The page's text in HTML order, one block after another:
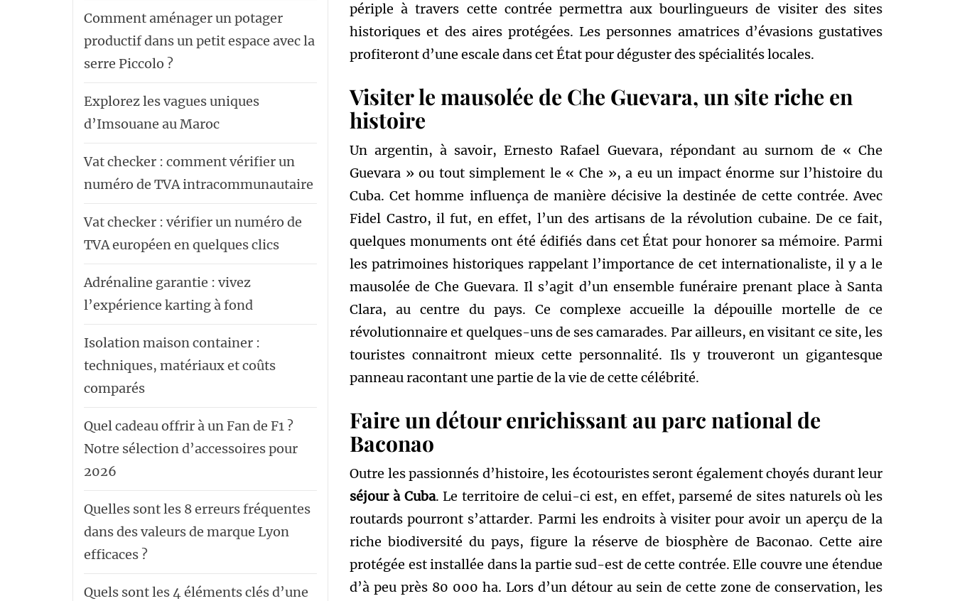
périple à travers cette contrée permettra aux bourlingueurs de visiter des sites
historiques et des aires protégées. Les personnes amatrices d’évasions gustatives
profiteront d’une escale dans cet État pour déguster des spécialités locales.
Visiter le mausolée de Che Guevara, un site riche en
histoire
Un argentin, à savoir, Ernesto Rafael Guevara, répondant au surnom de « Che
Guevara » ou tout simplement le « Che », a eu un impact énorme sur l’histoire du
Cuba. Cet homme influença de manière décisive la destinée de cette contrée. Avec
Fidel Castro, il fut, en effet, l’un des artisans de la révolution cubaine. De ce fait,
quelques monuments ont été édifiés dans cet État pour honorer sa mémoire. Parmi
les patrimoines historiques rappelant l’importance de cet internationaliste, il y a le
mausolée de Che Guevara. Il s’agit d’un ensemble funéraire prenant place à Santa
Clara, au centre du pays. Ce complexe accueille la dépouille mortelle de ce
révolutionnaire et quelques-uns de ses camarades. Par ailleurs, en visitant ce site, les
touristes connaitront mieux cette personnalité. Ils y trouveront un gigantesque
panneau racontant une partie de la vie de cette célébrité.
Faire un détour enrichissant au parc national de
Baconao
Outre les passionnés d’histoire, les écotouristes seront également choyés durant leur
séjour à Cuba. Le territoire de celui-ci est, en effet, parsemé de sites naturels où les
routards pourront s’attarder. Parmi les endroits à visiter pour avoir un aperçu de la
riche biodiversité du pays, figure la réserve de biosphère de Baconao. Cette aire
protégée est installée dans la partie sud-est de cette contrée. Elle couvre une étendue
d’à peu près 80 000 ha. Lors d’un détour au sein de cette zone de conservation, les
Comment aménager un potager
productif dans un petit espace avec la
serre Piccolo ?
Explorez les vagues uniques
d’Imsouane au Maroc
Vat checker : comment vérifier un
numéro de TVA intracommunautaire
Vat checker : vérifier un numéro de
TVA européen en quelques clics
Adrénaline garantie : vivez
l’expérience karting à fond
Isolation maison container :
techniques, matériaux et coûts
comparés
Quel cadeau offrir à un Fan de F1 ?
Notre sélection d’accessoires pour
2026
Quelles sont les 8 erreurs fréquentes
dans des valeurs de marque Lyon
efficaces ?
Quels sont les 4 éléments clés d’une